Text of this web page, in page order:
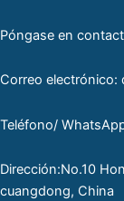
Póngase en
Correo electrónico:
Teléfono/
Dirección:No.10
cuangdong, China